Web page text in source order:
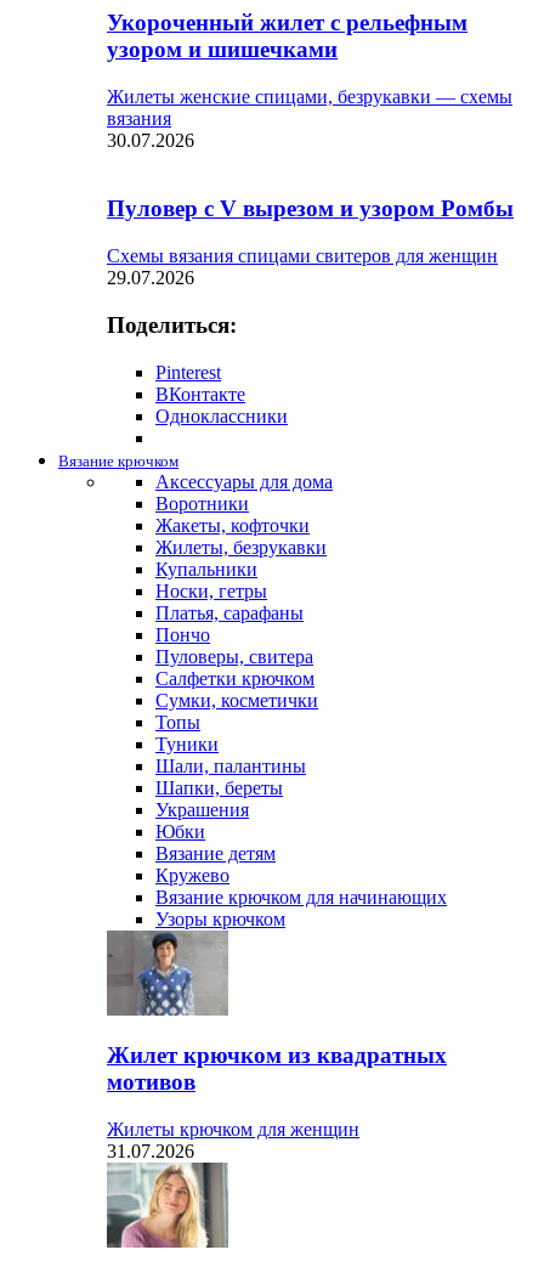
Укороченный жилет с рельефным
узором и шишечками
Жилеты женские спицами, безрукавки — схемы
вязания
30.07.2026
Пуловер с V вырезом и узором Ромбы
Схемы вязания спицами свитеров для женщин
29.07.2026
Поделиться:
Pinterest
ВКонтакте
Одноклассники
Вязание крючком
Аксессуары для дома
Воротники
Жакеты, кофточки
Жилеты, безрукавки
Купальники
Носки, гетры
Платья, сарафаны
Пончо
Пуловеры, свитера
Салфетки крючком
Сумки, косметички
Топы
Туники
Шали, палантины
Шапки, береты
Украшения
Юбки
Вязание детям
Кружево
Вязание крючком для начинающих
Узоры крючком
Жилет крючком из квадратных
мотивов
Жилеты крючком для женщин
31.07.2026